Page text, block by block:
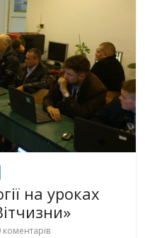
на уроках
коментарів